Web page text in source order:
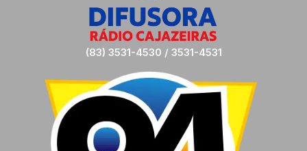
(83) 3531-4530 / 3531-4531